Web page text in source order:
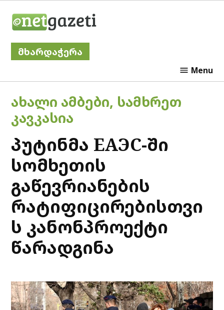
მხარდაჭერა
Menu
POSTED
IN
ᲐᲮᲐᲚᲘ ᲐᲛᲑᲔᲑᲘ, ᲡᲐᲛᲮᲠᲔᲗ
ᲙᲐᲕᲙᲐᲡᲘᲐ
პუტინმა ЕАЭС-ში
სომხეთის
გაწევრიანების
რატიფიცირებისთვი
ს კანონპროექტი
წარადგინა